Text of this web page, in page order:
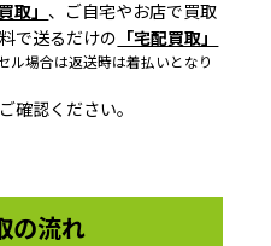
取」 、ご自宅やお店で買取
で送るだけの 「宅配買取」
ル場合は返送時は着払いとなり
確認ください。
の流れ